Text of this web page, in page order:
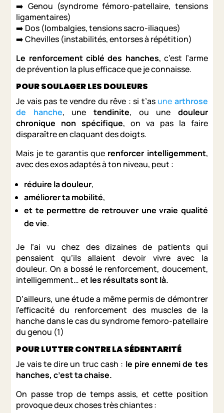
➡️ Genou (syndrome fémoro-patellaire, tensions
ligamentaires)
➡️ Dos (lombalgies, tensions sacro-iliaques)
➡️ Chevilles (instabilités, entorses à répétition)
Le renforcement ciblé des hanches, c’est l’arme
de prévention la plus efficace que je connaisse.
POUR SOULAGER LES DOULEURS
Je vais pas te vendre du rêve : si t’as une arthrose
de hanche, une tendinite, ou une douleur
chronique non spécifique, on va pas la faire
disparaître en claquant des doigts.
Mais je te garantis que renforcer intelligemment,
avec des exos adaptés à ton niveau, peut :
réduire la douleur,
améliorer ta mobilité,
et te permettre de retrouver une vraie qualité
de vie.
Je l’ai vu chez des dizaines de patients qui
pensaient qu’ils allaient devoir vivre avec la
douleur. On a bossé le renforcement, doucement,
intelligemment… et les résultats sont là.
D’ailleurs, une étude a même permis de démontrer
l’efficacité du renforcement des muscles de la
hanche dans le cas du syndrome femoro-patellaire
du genou (1)
POUR LUTTER CONTRE LA SÉDENTARITÉ
Je vais te dire un truc cash : le pire ennemi de tes
hanches, c’est ta chaise.
On passe trop de temps assis, et cette position
provoque deux choses très chiantes :